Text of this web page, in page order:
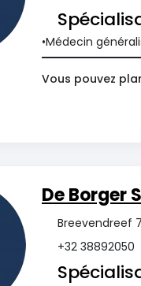
Médecin
Vous pouvez
De Borger
Breevendreef
+32 38892050